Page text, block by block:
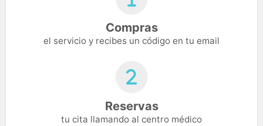
Compras
el servicio y recibes un código en tu email
Reservas
tu cita llamando al centro médico